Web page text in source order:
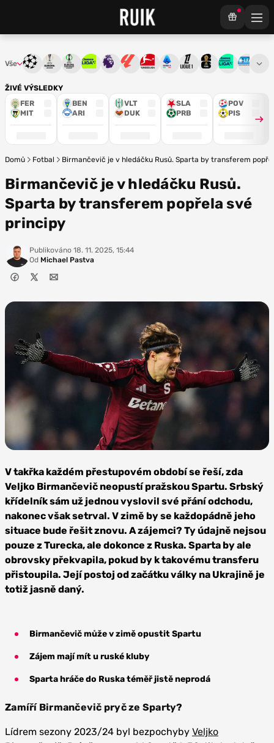
ŽIVÉ VÝSLEDKY
FER
MIT
BEN
ARI
VLT
DUK
SLA
PRB
POV
PIS
Vše Liga mistrůEvropská liga
Konferenční liga
Chance ligaPremier League
La LigaBundesliga
Serie ALigue 1Mistrovství světa
Chance3. ČFL
Domů Fotbal Birmančevič je v hledáčku Rusů. Sparta by transferem
Birmančevič je v hledáčku Rusů.
Sparta by transferem popřela své
principy
Publikováno 18. 11. 2025, 15:44
Od Michael Pastva
Sparta Praha
V takřka každém přestupovém období se řeší, zda
Veljko Birmančevič neopustí pražskou Spartu. Srbský
křídelník sám už jednou vyslovil své přání odchodu,
nakonec však setrval. V zimě by se každopádně jeho
situace bude řešit znovu. A zájemci? Ty údajně nejsou
pouze z Turecka, ale dokonce z Ruska. Sparta by ale
obrovsky překvapila, pokud by k takovému transferu
přistoupila. Její postoj od začátku války na Ukrajině je
totiž jasně daný.
Birmančevič může v zimě opustit Spartu
Zájem mají mít u ruské kluby
Sparta hráče do Ruska téměř jistě neprodá
Zamíří Birmančevič pryč ze Sparty?
Lídrem sezony 2023/24 byl bezpochyby Veljko